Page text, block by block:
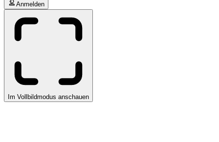
Anmelden
Im Vollbildmodus anschauen